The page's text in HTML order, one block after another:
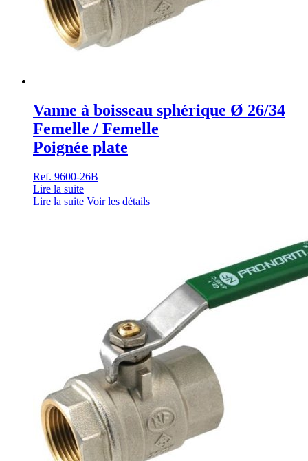
Vanne à boisseau sphérique Ø 26/34
Femelle / Femelle
Poignée plate
Ref. 9600-26B
Lire la suite
Lire la suite Voir les détails